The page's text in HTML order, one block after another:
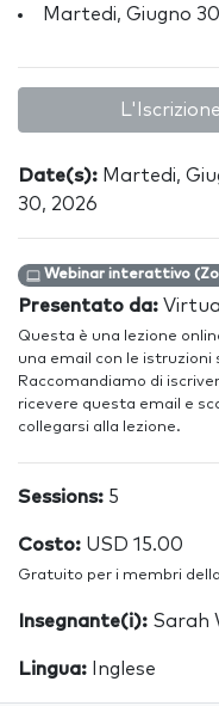
Martedi, Giugno
Date(s): Martedi,
30, 2026
Webinar interattivo
Presentato da:
Questa è una lezione
una email con le istruzioni
Raccomandiamo di
ricevere questa email e
collegarsi alla lezione.
Sessions: 5
Costo: USD 15.00
Gratuito per i membri
Insegnante(i): Sarah
Lingua: Inglese